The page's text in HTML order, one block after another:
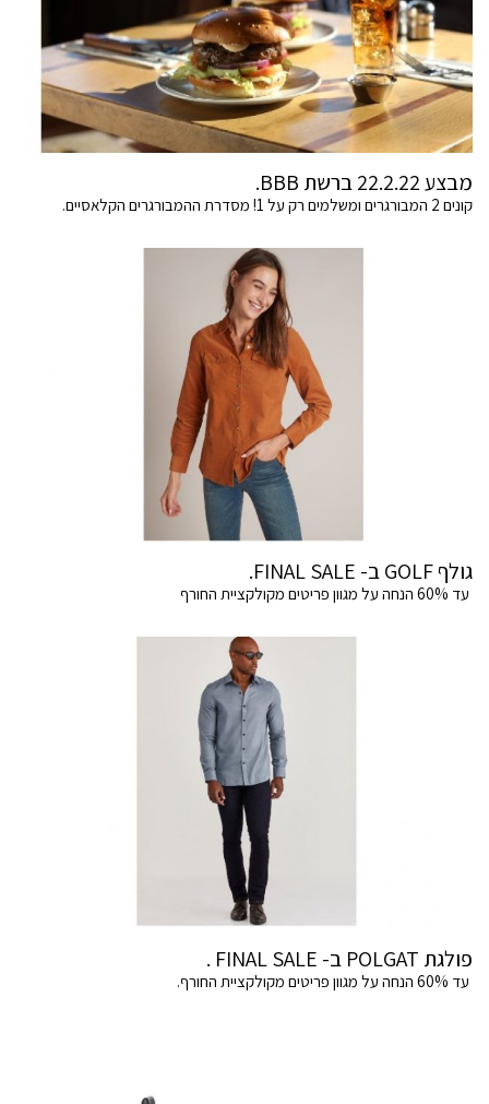
מבצע 22.2.22 ברשת BBB.
קונים 2 המבורגרים ומשלמים רק על 1! מסדרת ההמבורגרים הקלאסיים.
גולף GOLF ב- FINAL SALE.
עד 60% הנחה על מגוון פריטים מקולקציית החורף
פולגת POLGAT ב- FINAL SALE .
עד 60% הנחה על מגוון פריטים מקולקציית החורף.